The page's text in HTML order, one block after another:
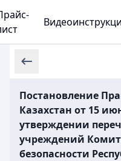
Постановление
Казахстан от 15
утверждении
учреждений
безопасности